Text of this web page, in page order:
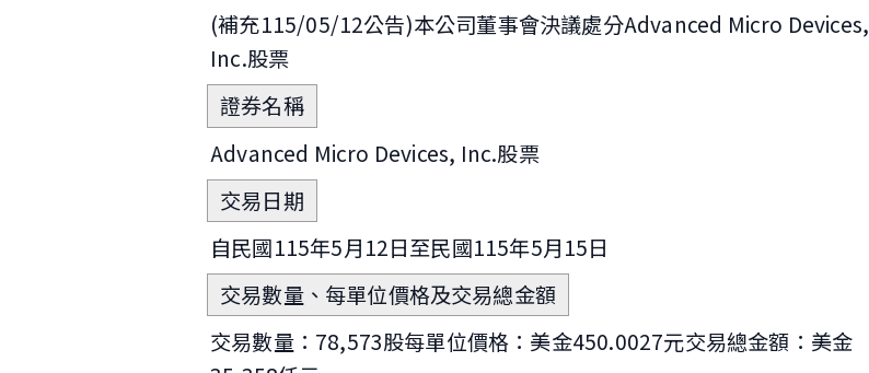
(補充115/05/12公告)本公司董事會決議處分Advanced Micro Devices,
Inc.股票
證券名稱
Advanced Micro Devices, Inc.股票
交易日期
自民國115年5月12日至民國115年5月15日
交易數量、每單位價格及交易總金額
交易數量：78,573股每單位價格：美金450.0027元交易總金額：美金